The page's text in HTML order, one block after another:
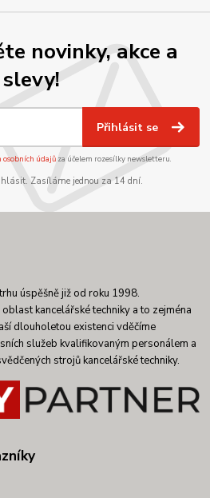
novinky, akce a
slevy!
Přihlásit se
osobních údajůza účelem rozesílky newsletteru.
Zasíláme jednou za 14 dní.
úspěšně již od roku 1998.
kancelářské techniky a to zejména
dlouholetou existenci vděčíme
služeb kvalifikovaným personálem a
strojů kancelářské techniky.